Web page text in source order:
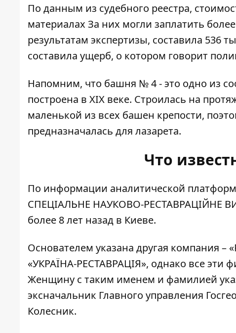
По данным из судебного реестра,
материалах За них могли заплатить
результатам экспертизы, составила 536
составила ущерб, о котором говорит
Напомним, что башня № 4 - это одно из
построена в XIX веке. Строилась на
маленькой из всех башен крепости,
предназначалась для лазарета.
Что
По информации аналитической
СПЕЦІАЛЬНЕ НАУКОВО-РЕСТАВРАЦІЙНЕ
более 8 лет назад в Киеве.
Основателем указана другая
«УКРАЇНА-РЕСТАВРАЦІЯ», однако все эти
Женщину с таким именем и фамилией
эксначальник Главного управления
Колесник.